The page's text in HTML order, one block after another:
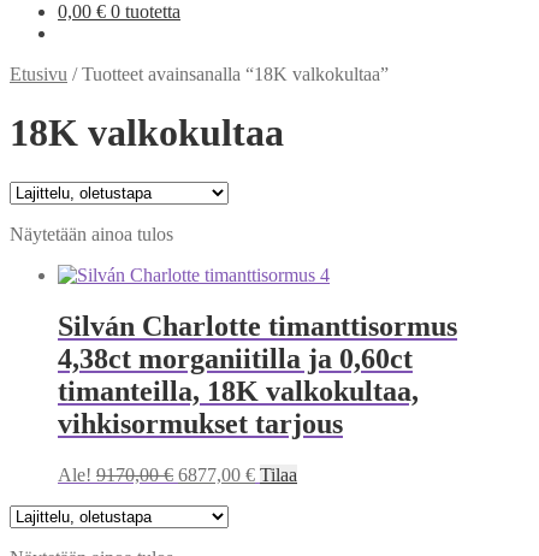
0,00 € 0 tuotetta
Etusivu /Tuotteet avainsanalla “18K valkokultaa”
18K valkokultaa
Näytetään ainoa tulos
Silván Charlotte timanttisormus
4,38ct morganiitilla ja 0,60ct
timanteilla, 18K valkokultaa,
vihkisormukset tarjous
Ale! 9170,00€ Alkuperäinen
6877,00 €Nykyinen
Tilaa